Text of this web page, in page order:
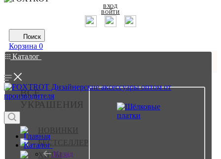
ВХОД
ВОЙТИ
Поиск
Корзина 0
Каталог
ВСЕ
УКРАШЕНИЯ
НОВИНКИ
БЕСТСЕЛЛЕР
ХИТЫ
Главная
Каталог
Назад